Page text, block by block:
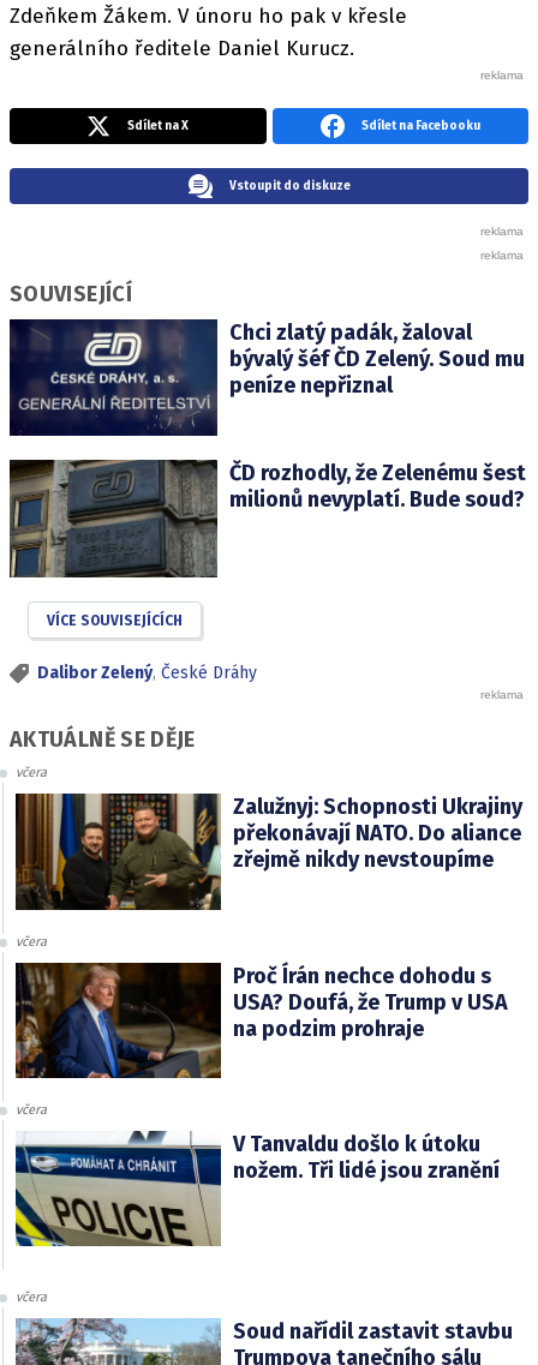
Zdeňkem Žákem. V únoru ho pak v křesle
generálního ředitele Daniel Kurucz.
Sdílet na X Sdílet na Facebooku
Vstoupit do diskuze
SOUVISEJÍCÍ
Chci zlatý padák, žaloval
bývalý šéf ČD Zelený. Soud mu
peníze nepřiznal
ČD rozhodly, že Zelenému šest
milionů nevyplatí. Bude soud?
VÍCE SOUVISEJÍCÍCH
Dalibor Zelený, České Dráhy
AKTUÁLNĚ SE DĚJE
včera
Zalužnyj: Schopnosti Ukrajiny
překonávají NATO. Do aliance
zřejmě nikdy nevstoupíme
včera
Proč Írán nechce dohodu s
USA? Doufá, že Trump v USA
na podzim prohraje
včera
V Tanvaldu došlo k útoku
nožem. Tři lidé jsou zranění
včera
Soud nařídil zastavit stavbu
Trumpova tanečního sálu